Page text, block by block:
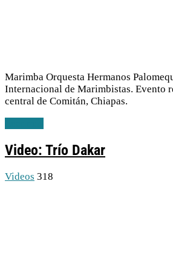
Marimba Orquesta Hermanos
Internacional de Marimbistas. Evento
central de Comitán, Chiapas.
Video: Trío Dakar
Videos 318